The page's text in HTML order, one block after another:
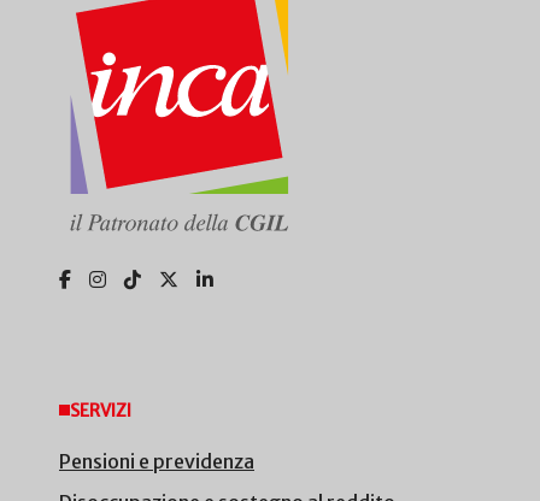
SERVIZI
Pensioni e previdenza